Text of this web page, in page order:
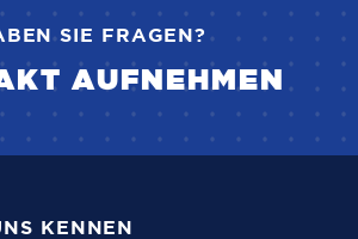
SIE FRAGEN?
AUFNEHMEN
KENNEN